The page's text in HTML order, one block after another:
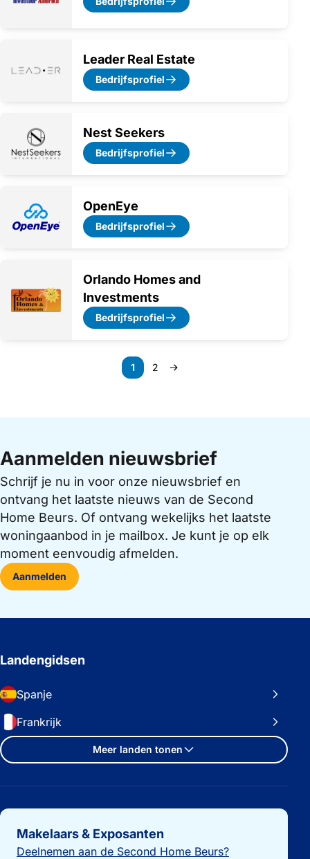
Leader Real Estate
Bedrijfsprofiel
Nest Seekers
Bedrijfsprofiel
OpenEye
Bedrijfsprofiel
Orlando Homes and
Investments
Bedrijfsprofiel
Pagina
1 Pagina
2 Volgende pagina
Aanmelden nieuwsbrief
Schrijf je nu in voor onze nieuwsbrief en
ontvang het laatste nieuws van de Second
Home Beurs. Of ontvang wekelijks het laatste
woningaanbod in je mailbox. Je kunt je op elk
moment eenvoudig afmelden.
Aanmelden
Landengidsen
Spanje
Frankrijk
Meer landen tonen
Belangrijke links
Makelaars & Exposanten
Deelnemen aan de Second Home Beurs?